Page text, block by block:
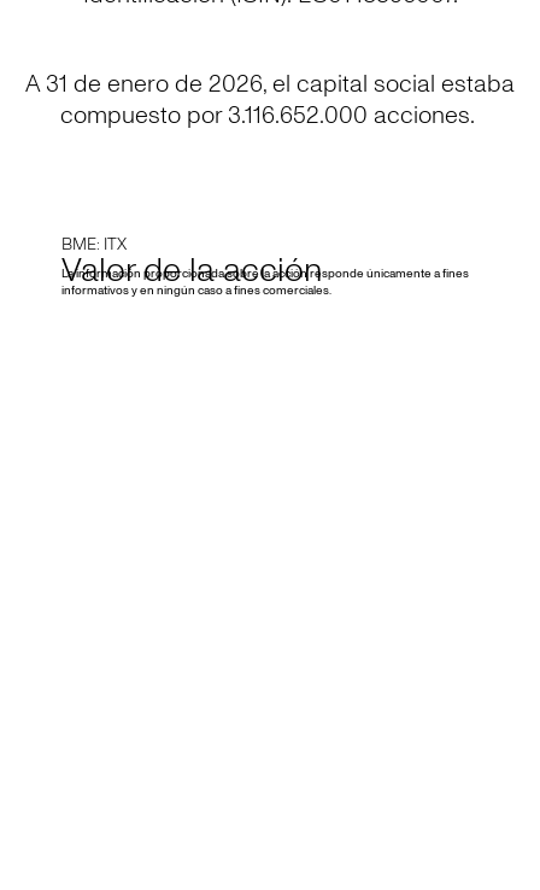
A 31 de enero de 2026, el capital social estaba
compuesto por 3.116.652.000 acciones.